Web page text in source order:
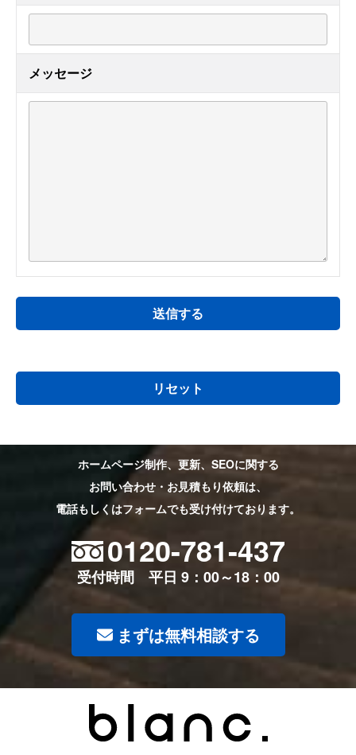
メッセージ
送信する
リセット
ホームページ制作、更新、SEOに関する
お問い合わせ・お見積もり依頼は、
電話もしくはフォームでも受け付けております。
0120-781-437
受付時間 平日 9：00～18：00
まずは無料相談する